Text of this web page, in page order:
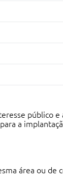
público e
a
área ou de